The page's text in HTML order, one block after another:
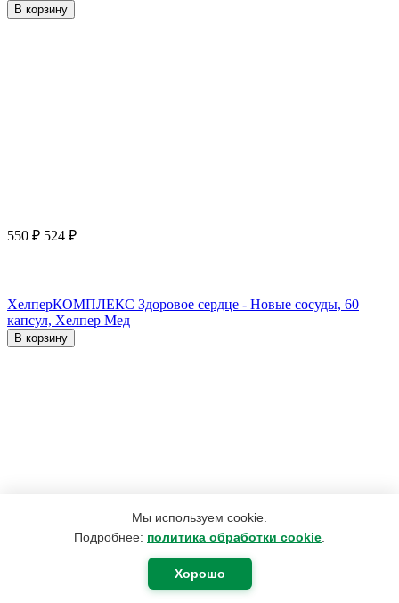
Мы используем cookie.
Подробнее: политика обработки cookie
Хорошо
В корзину
550 ₽ 524 ₽
ХелперКОМПЛЕКС Здоровое сердце - Новые сосуды, 60
капсул, Хелпер Мед
В корзину